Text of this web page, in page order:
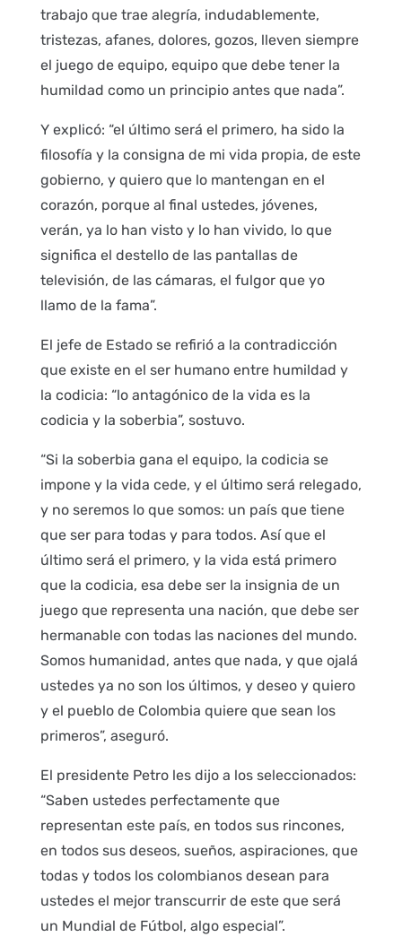
trabajo que trae alegría, indudablemente,
tristezas, afanes, dolores, gozos, lleven siempre
el juego de equipo, equipo que debe tener la
humildad como un principio antes que nada”.
Y explicó: “el último será el primero, ha sido la
filosofía y la consigna de mi vida propia, de este
gobierno, y quiero que lo mantengan en el
corazón, porque al final ustedes, jóvenes,
verán, ya lo han visto y lo han vivido, lo que
significa el destello de las pantallas de
televisión, de las cámaras, el fulgor que yo
llamo de la fama”.
El jefe de Estado se refirió a la contradicción
que existe en el ser humano entre humildad y
la codicia: “lo antagónico de la vida es la
codicia y la soberbia”, sostuvo.
“Si la soberbia gana el equipo, la codicia se
impone y la vida cede, y el último será relegado,
y no seremos lo que somos: un país que tiene
que ser para todas y para todos. Así que el
último será el primero, y la vida está primero
que la codicia, esa debe ser la insignia de un
juego que representa una nación, que debe ser
hermanable con todas las naciones del mundo.
Somos humanidad, antes que nada, y que ojalá
ustedes ya no son los últimos, y deseo y quiero
y el pueblo de Colombia quiere que sean los
primeros”, aseguró.
El presidente Petro les dijo a los seleccionados:
“Saben ustedes perfectamente que
representan este país, en todos sus rincones,
en todos sus deseos, sueños, aspiraciones, que
todas y todos los colombianos desean para
ustedes el mejor transcurrir de este que será
un Mundial de Fútbol, algo especial”.